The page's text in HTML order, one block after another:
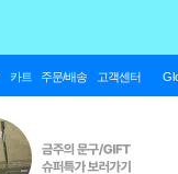
카트 주문/배송 고객센터